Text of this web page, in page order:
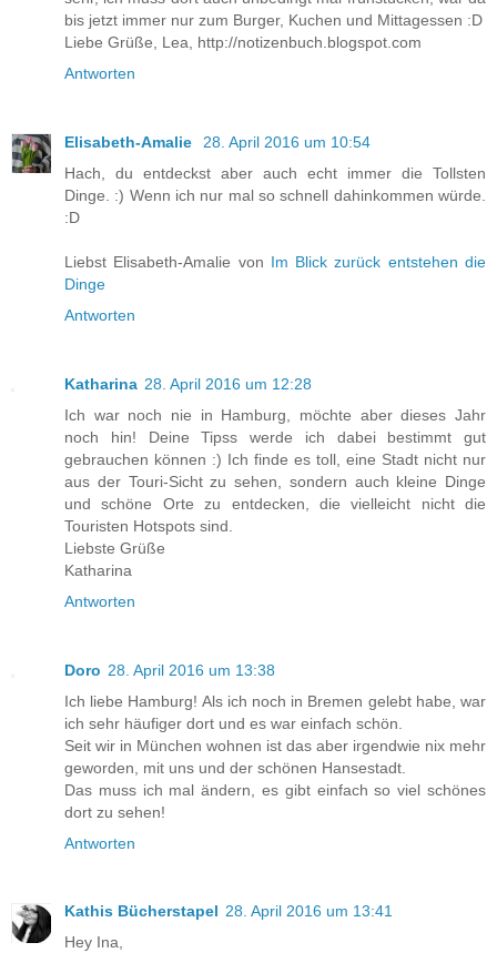
bis jetzt immer nur zum Burger, Kuchen und Mittagessen :D
Liebe Grüße, Lea, http://notizenbuch.blogspot.com
Antworten
Elisabeth-Amalie
28. April 2016 um 10:54
Hach, du entdeckst aber auch echt immer die Tollsten
Dinge. :) Wenn ich nur mal so schnell dahinkommen würde.
:D
Liebst Elisabeth-Amalie von Im Blick zurück entstehen die
Dinge
Antworten
Katharina 28. April 2016 um 12:28
Ich war noch nie in Hamburg, möchte aber dieses Jahr
noch hin! Deine Tipss werde ich dabei bestimmt gut
gebrauchen können :) Ich finde es toll, eine Stadt nicht nur
aus der Touri-Sicht zu sehen, sondern auch kleine Dinge
und schöne Orte zu entdecken, die vielleicht nicht die
Touristen Hotspots sind.
Liebste Grüße
Katharina
Antworten
Doro 28. April 2016 um 13:38
Ich liebe Hamburg! Als ich noch in Bremen gelebt habe, war
ich sehr häufiger dort und es war einfach schön.
Seit wir in München wohnen ist das aber irgendwie nix mehr
geworden, mit uns und der schönen Hansestadt.
Das muss ich mal ändern, es gibt einfach so viel schönes
dort zu sehen!
Antworten
Kathis Bücherstapel 28. April 2016 um 13:41
Hey Ina,